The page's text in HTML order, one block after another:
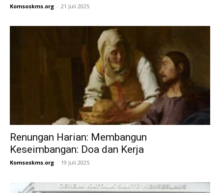
Komsoskms.org - 21 Juli 2025
Renungan Harian: Membangun
Keseimbangan: Doa dan Kerja
Komsoskms.org - 19 Juli 2025